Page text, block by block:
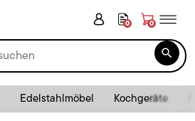
0 0

Edelstahlmöbel Kochgeräte